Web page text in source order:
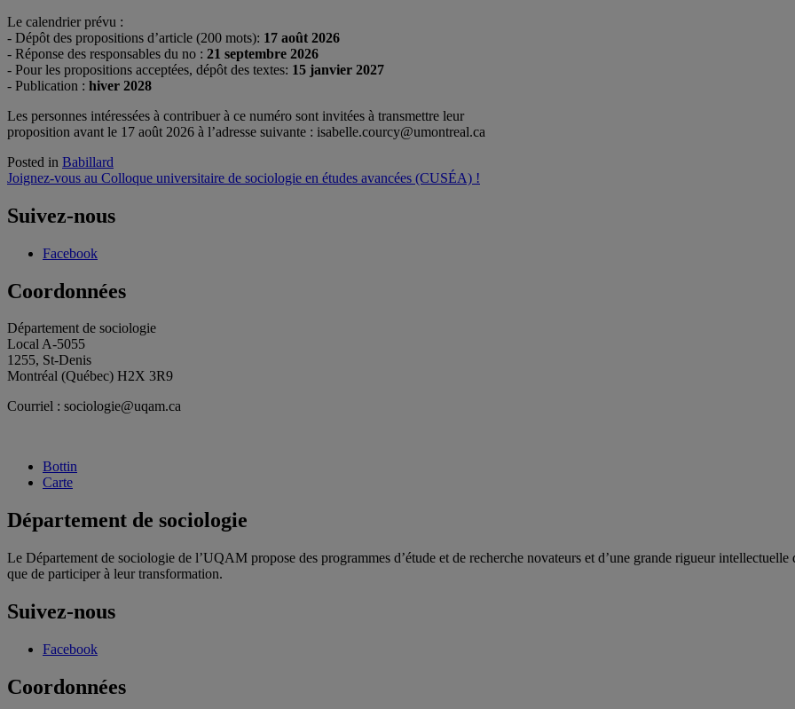
Le calendrier prévu :
- Dépôt des propositions d’article (200 mots): 17 août 2026
- Réponse des responsables du no : 21 septembre 2026
- Pour les propositions acceptées, dépôt des textes: 15 janvier 2027
- Publication : hiver 2028
Les personnes intéressées à contribuer à ce numéro sont invitées à transmettre leur
proposition avant le 17 août 2026 à l’adresse suivante : isabelle.courcy@umontreal.ca
Posted in Babillard
Navigation
de
l'article
Joignez-vous au Colloque universitaire de sociologie en études avancées (CUSÉA) !
Suivez-nous
Facebook
Coordonnées
Département de sociologie
Local A-5055
1255, St-Denis
Montréal (Québec) H2X 3R9
Courriel : sociologie@uqam.ca
Bottin
Carte
Département de sociologie
Le Département de sociologie de l’UQAM propose des programmes d’étude et de recherche novateurs et d’une grande rigueur
que de participer à leur transformation.
Suivez-nous
Facebook
Coordonnées